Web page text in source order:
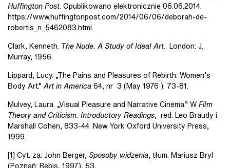
Huffington Post. Opublikowano elektronicznie 06.06.2014.
https://www.huffingtonpost.com/2014/06/06/deborah-de-
robertis_n_5462083.html.
Clark, Kenneth. The Nude. A Study of Ideal Art. London: J.
Murray, 1956.
Lippard, Lucy. „The Pains and Pleasures of Rebirth: Women’s
Body Art.” Art in America64, nr 3 (May 1976 ): 73-81.
Mulvey, Laura. „Visual Pleasure and Narrative Cinema.” WFilm
Theory and Criticism: Introductory Readings, red. Leo Braudy i
Marshall Cohen, 833-44. New York Oxford University Press,
1999.
[1] Cyt. za: John Berger, Sposoby widzenia, tłum. Mariusz Bryl
(Poznań: Rebis, 1997), 53.